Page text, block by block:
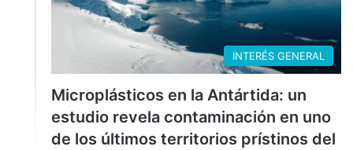
INTERÉS GENERAL
Microplásticos en la Antártida: un
estudio revela contaminación en uno
de los últimos territorios prístinos del